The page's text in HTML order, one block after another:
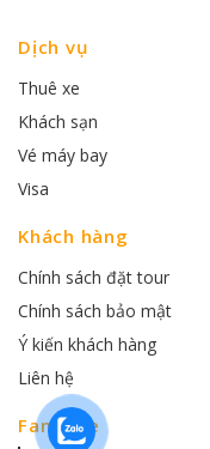
Dịch vụ
Thuê xe
Khách sạn
Vé máy bay
Visa
Khách hàng
Chính sách đặt tour
Chính sách bảo mật
Ý kiến khách hàng
Liên hệ
Fanpage